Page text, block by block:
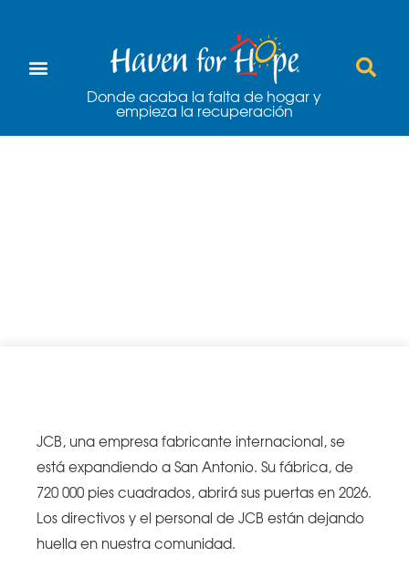
Donde acaba la falta de hogar y
empieza la recuperación
JCB, una empresa fabricante internacional, se
está expandiendo a San Antonio. Su fábrica, de
720 000 pies cuadrados, abrirá sus puertas en 2026.
Los directivos y el personal de JCB están dejando
huella en nuestra comunidad.